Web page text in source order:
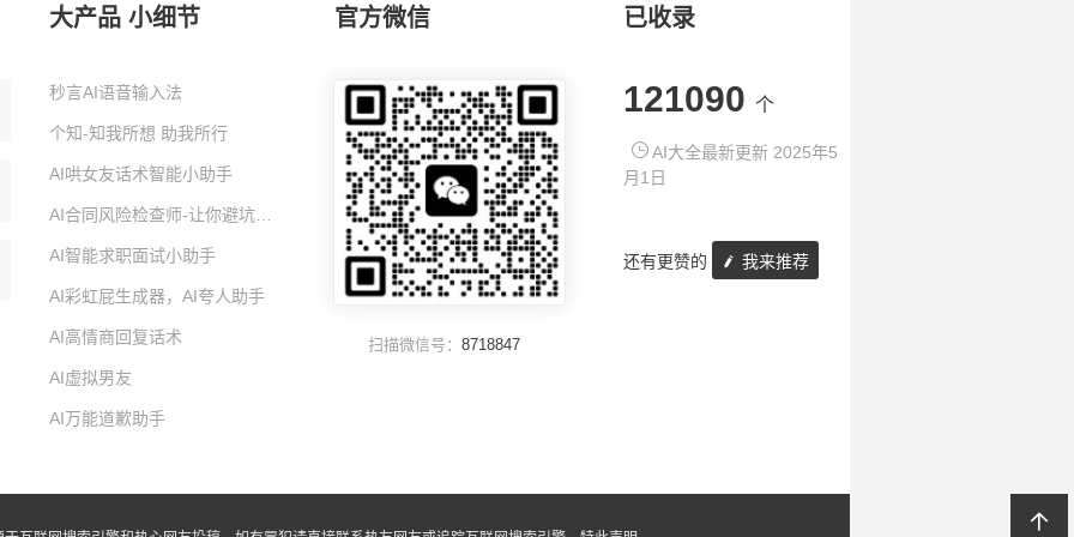
大产品 小细节
秒言AI语音输入法
个知-知我所想 助我所行
AI哄女友话术智能小助手
AI智能求职面试小助手
AI彩虹屁生成器，AI夸人助手
AI高情商回复话术
AI虚拟男友
AI万能道歉助手
官方微信
扫描微信号： 8718847
已收录
121090 个
AI大全最新更新 2025年5
月1日
还有更赞的 我来推荐